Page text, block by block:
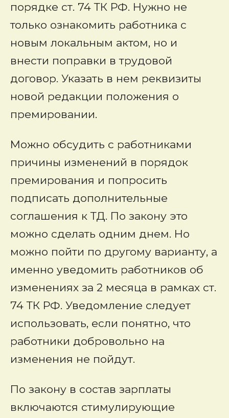
порядке ст. 74 ТК РФ. Нужно не
только ознакомить работника с
новым локальным актом, но и
внести поправки в трудовой
договор. Указать в нем реквизиты
новой редакции положения о
премировании.
Можно обсудить с работниками
причины изменений в порядок
премирования и попросить
подписать дополнительные
соглашения к ТД. По закону это
можно сделать одним днем. Но
можно пойти по другому варианту, а
именно уведомить работников об
изменениях за 2 месяца в рамках ст.
74 ТК РФ. Уведомление следует
использовать, если понятно, что
работники добровольно на
изменения не пойдут.
По закону в состав зарплаты
включаются стимулирующие